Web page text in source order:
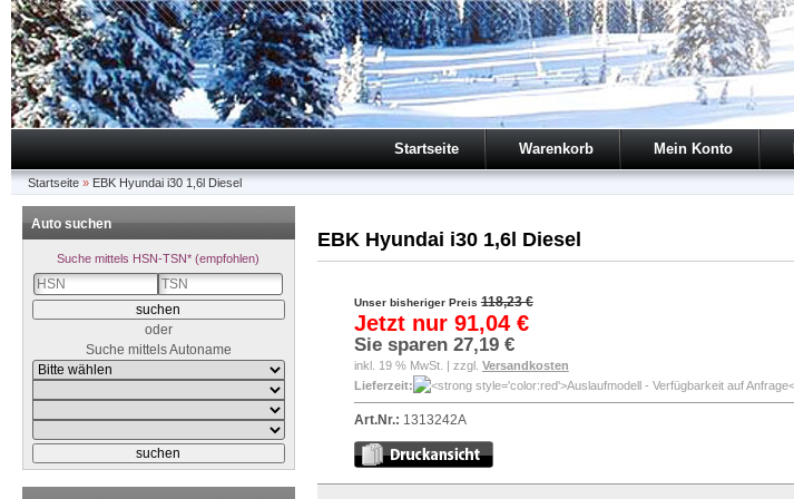
Startseite Warenkorb Mein Konto
Startseite » EBK Hyundai i30 1,6l Diesel
EBK Hyundai i30 1,6l Diesel
Unser bisheriger Preis118,23 €
Jetzt nur 91,04 €
Sie sparen 27,19 €
inkl. 19 % MwSt. | zzgl. Versandkosten
Lieferzeit:
Art.Nr.: 1313242A
Auto suchen
Suche mittels HSN-TSN* (empfohlen)
oder
Suche mittels Autoname